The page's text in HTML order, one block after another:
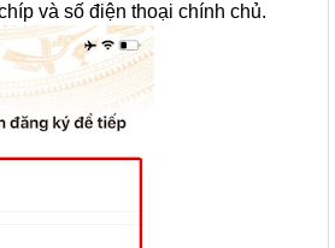
và số điện thoại chính chủ.